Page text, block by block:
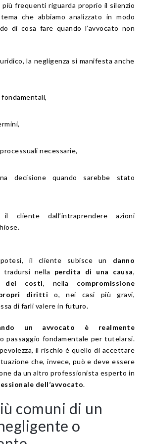
più frequenti riguarda proprio il silenzio
che abbiamo analizzato in modo
di cosa fare quando l’avvocato non
la negligenza si manifesta anche
necessarie,
decisione quando sarebbe stato
cliente dall’intraprendere azioni
il cliente subisce un danno
nella perdita di una causa,
dei costi, nella compromissione
diritti o, nei casi più gravi,
di farli valere in futuro.
un avvocato è realmente
passaggio fondamentale per tutelarsi.
il rischio è quello di accettare
che, invece, può e deve essere
da un altro professionista esperto in
dell’avvocato.
comuni di un
o